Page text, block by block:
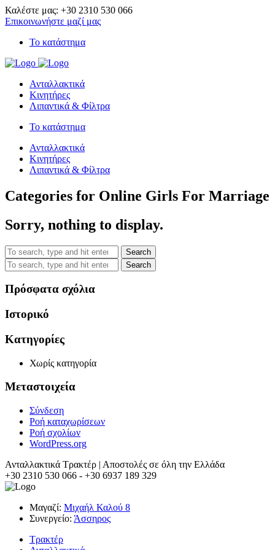
Καλέστε μας: +30 2310 530 066
Επικοινωνήστε μαζί μας
Το κατάστημα
Ανταλλακτικά
Κινητήρες
Λιπαντικά & Φίλτρα
Το κατάστημα
Ανταλλακτικά
Κινητήρες
Λιπαντικά & Φίλτρα
Categories for Online Girls For Marriage
Sorry, nothing to display.
Search
Search
Πρόσφατα σχόλια
Ιστορικό
Kατηγορίες
Χωρίς κατηγορία
Μεταστοιχεία
Σύνδεση
Ροή καταχωρίσεων
Ροή σχολίων
WordPress.org
Ανταλλακτικά Τρακτέρ | Αποστολές σε όλη την Ελλάδα
+30 2310 530 066 - +30 6937 189 329
Μαγαζί: Μιχαήλ Καλού 8
Συνεργείο: Άσσηρος
Τρακτέρ